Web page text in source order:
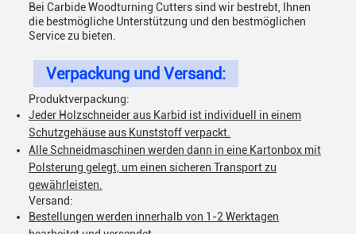
Bei Carbide Woodturning Cutters sind wir bestrebt, Ihnen
die bestmögliche Unterstützung und den bestmöglichen
Service zu bieten.
Verpackung und Versand:
Produktverpackung:
Jeder Holzschneider aus Karbid ist individuell in einem
Schutzgehäuse aus Kunststoff verpackt.
Alle Schneidmaschinen werden dann in eine Kartonbox mit
Polsterung gelegt, um einen sicheren Transport zu
gewährleisten.
Versand:
Bestellungen werden innerhalb von 1-2 Werktagen